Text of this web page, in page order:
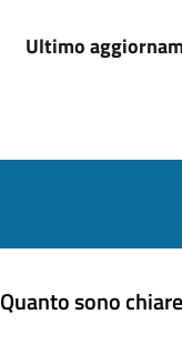
Ultimo
Quanto sono